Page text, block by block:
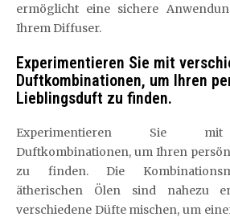
ermöglicht eine sichere
Ihrem Diffuser.
Experimentieren Sie mit
Duftkombinationen, um Ihren
Lieblingsduft zu finden.
Experimentieren Sie mit
Duftkombinationen, um Ihren
zu finden. Die
ätherischen Ölen sind nahezu
verschiedene Düfte mischen, um